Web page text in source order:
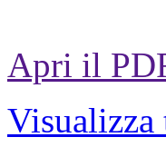
Apri il
Visualizza